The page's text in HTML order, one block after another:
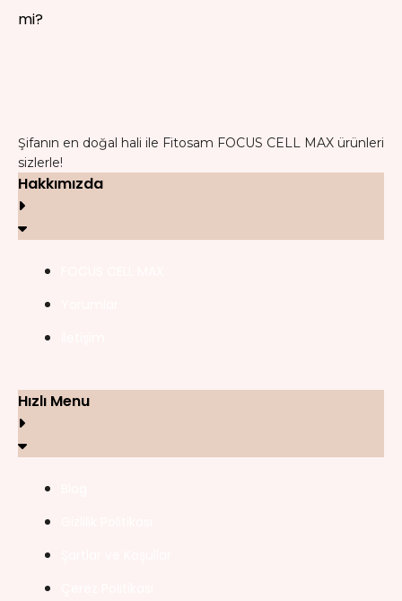
Şifanın en doğal hali ile Fitosam FOCUS CELL MAX ürünleri
sizlerle!
Hakkımızda
Hızlı Menu